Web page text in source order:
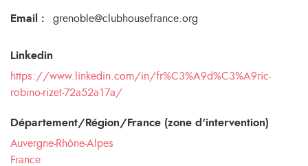
Email : grenoble@clubhousefrance.org
Linkedin
https://www.linkedin.com/in/fr%C3%A9d%C3%A9ric-
robino-rizet-72a52a17a/
Département/Région/France (zone d'intervention)
Auvergne-Rhône-Alpes
France